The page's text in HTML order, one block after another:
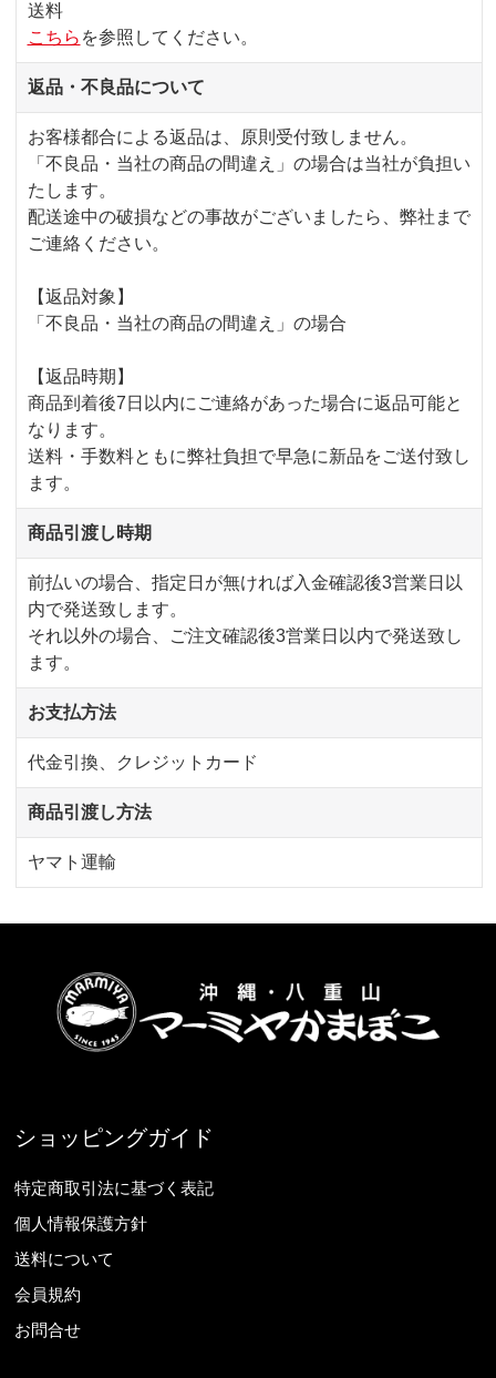
送料
こちら を参照してください。
返品・不良品について
お客様都合による返品は、原則受付致しません。
「不良品・当社の商品の間違え」の場合は当社が負担い
たします。
配送途中の破損などの事故がございましたら、弊社まで
ご連絡ください。
【返品対象】
「不良品・当社の商品の間違え」の場合
【返品時期】
商品到着後7日以内にご連絡があった場合に返品可能と
なります。
送料・手数料ともに弊社負担で早急に新品をご送付致し
ます。
商品引渡し時期
前払いの場合、指定日が無ければ入金確認後3営業日以
内で発送致します。
それ以外の場合、ご注文確認後3営業日以内で発送致し
ます。
お支払方法
代金引換、クレジットカード
商品引渡し方法
ヤマト運輸
ショッピングガイド
特定商取引法に基づく表記
個人情報保護方針
送料について
会員規約
お問合せ